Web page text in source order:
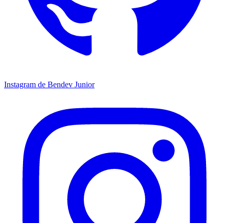
Instagram de Bendev Junior